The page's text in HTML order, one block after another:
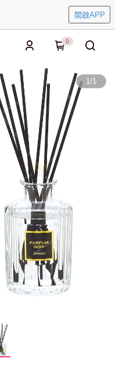
開啟APP
0
1/1